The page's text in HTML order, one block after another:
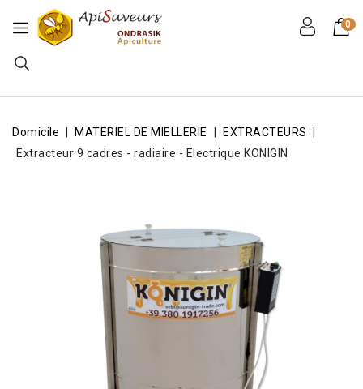
0
Domicile MATERIEL DE MIELLERIE
EXTRACTEURS
Extracteur 9 cadres - radiaire - Electrique KONIGIN